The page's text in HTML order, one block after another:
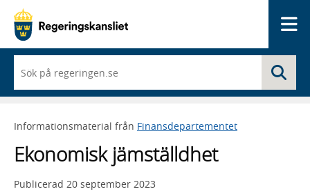
du
börjar
skriva
framträder
lista
med
sökförslag
Informationsmaterial från Finansdepartementet
Ekonomisk jämställdhet
Publicerad 20 september 2023